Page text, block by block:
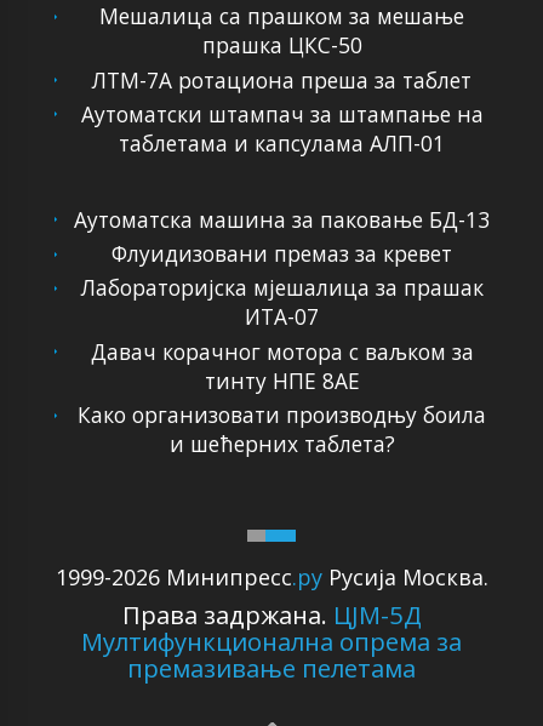
Мешалица са прашком за мешање
прашка ЦКС-50
ЛТМ-7А ротациона преша за таблет
Аутоматски штампач за штампање на
таблетама и капсулама АЛП-01
1999-2026 Минипресс.руРусија Москва.
Права задржана. ЦЈМ-5Д
Мултифункционална опрема за
премазивање пелетама
Аутоматска машина за паковање БД-13
Флуидизовани премаз за кревет
Лабораторијска мјешалица за прашак
ИТА-07
Давач корачног мотора с ваљком за
тинту НПЕ 8АЕ
Како организовати производњу боила
и шећерних таблета?